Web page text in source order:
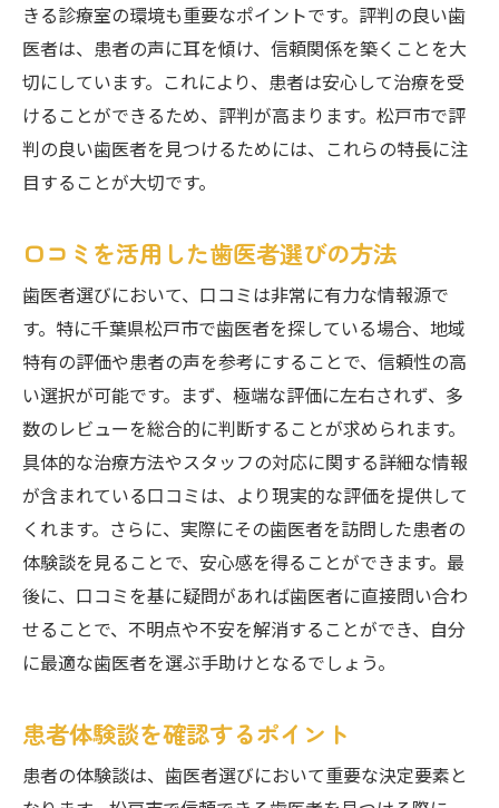
きる診療室の環境も重要なポイントです。評判の良い歯
医者は、患者の声に耳を傾け、信頼関係を築くことを大
切にしています。これにより、患者は安心して治療を受
けることができるため、評判が高まります。松戸市で評
判の良い歯医者を見つけるためには、これらの特長に注
目することが大切です。
口コミを活用した歯医者選びの方法
歯医者選びにおいて、口コミは非常に有力な情報源で
す。特に千葉県松戸市で歯医者を探している場合、地域
特有の評価や患者の声を参考にすることで、信頼性の高
い選択が可能です。まず、極端な評価に左右されず、多
数のレビューを総合的に判断することが求められます。
具体的な治療方法やスタッフの対応に関する詳細な情報
が含まれている口コミは、より現実的な評価を提供して
くれます。さらに、実際にその歯医者を訪問した患者の
体験談を見ることで、安心感を得ることができます。最
後に、口コミを基に疑問があれば歯医者に直接問い合わ
せることで、不明点や不安を解消することができ、自分
に最適な歯医者を選ぶ手助けとなるでしょう。
患者体験談を確認するポイント
患者の体験談は、歯医者選びにおいて重要な決定要素と